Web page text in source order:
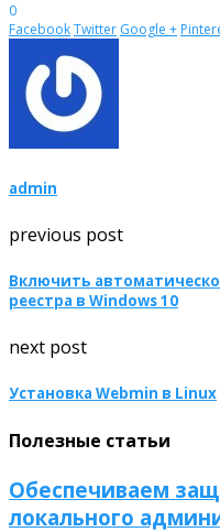
0
FacebookTwitter Google +
admin
previous post
Включить
реестра в Windows 10
next post
Установка Webmin в Linux
Полезные статьи
Обеспечиваем
локального